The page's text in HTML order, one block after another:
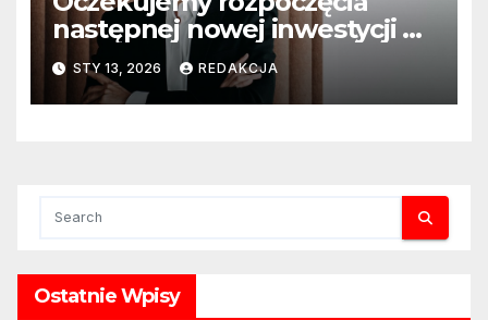
następnej nowej inwestycji w
ciągu najbliższego półrocza
STY 13, 2026 REDAKCJA
Ostatnie Wpisy